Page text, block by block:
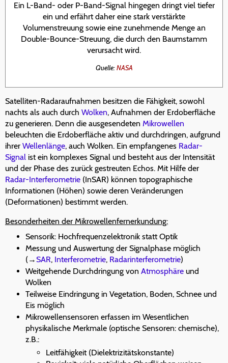
Ein L-Band- oder P-Band-Signal hingegen dringt viel tiefer
ein und erfährt daher eine stark verstärkte
Volumenstreuung sowie eine zunehmende Menge an
Double-Bounce-Streuung, die durch den Baumstamm
verursacht wird.
Quelle:NASA
Satelliten-Radaraufnahmen besitzen die Fähigkeit, sowohl
nachts als auch durch Wolken, Aufnahmen der Erdoberfläche
zu generieren. Denn die ausgesendeten Mikrowellen
beleuchten die Erdoberfläche aktiv und durchdringen, aufgrund
ihrer Wellenlänge, auch Wolken. Ein empfangenes Radar-
Signal ist ein komplexes Signal und besteht aus der Intensität
und der Phase des zurück gestreuten Echos. Mit Hilfe der
Radar-Interferometrie (InSAR) können topographische
Informationen (Höhen) sowie deren Veränderungen
(Deformationen) bestimmt werden.
Besonderheiten der Mikrowellenfernerkundung:
Sensorik: Hochfrequenzelektronik statt Optik
Messung und Auswertung der Signalphase möglich
(→ SAR, Interferometrie, Radarinterferometrie)
Weitgehende Durchdringung von Atmosphäre und
Wolken
Teilweise Eindringung in Vegetation, Boden, Schnee und
Eis möglich
Mikrowellensensoren erfassen im Wesentlichen
physikalische Merkmale (optische Sensoren: chemische),
z.B.:
Leitfähigkeit (Dielektrizitätskonstante)